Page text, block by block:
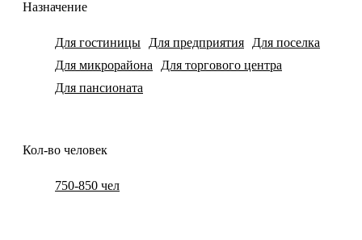
Назначение
Для гостиницы Для предприятия
Для поселка
Для микрорайона
Для торгового центра
Для пансионата
Кол-во человек
750-850 чел